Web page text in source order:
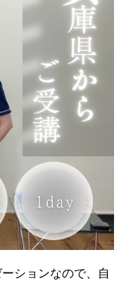
ションなので、自